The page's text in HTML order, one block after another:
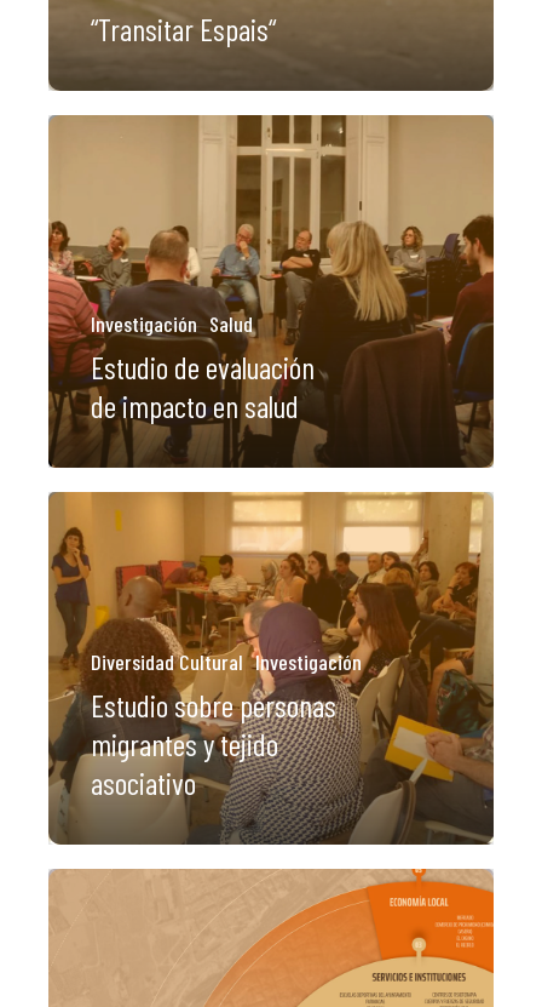
“Transitar Espais“
Investigación Salud
Estudio de evaluación
de impacto en salud
Diversidad Cultural Investigación
Estudio sobre personas
migrantes y tejido
asociativo